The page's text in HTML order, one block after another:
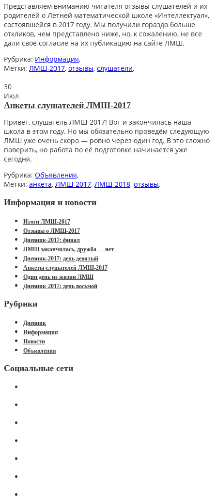
Представляем вниманию читателя отзывы слушателей и их
родителей о Летней математической школе «Интеллектуал»,
состоявшейся в 2017 году. Мы получили гораздо больше
откликов, чем представлено ниже, но, к сожалению, не все
дали своё согласие на их публикацию на сайте ЛМШ.
Рубрика: Информация,
Метки: ЛМШ-2017, отзывы, слушатели,
30
Июл
Анкеты слушателей ЛМШ-2017
Привет, слушатель ЛМШ-2017! Вот и закончилась наша
школа в этом году. Но мы обязательно проведём следующую
ЛМШ уже очень скоро — ровно через один год. В это сложно
поверить, но работа по её подготовке начинается уже
сегодня.
Рубрика: Объявления,
Метки: анкета, ЛМШ-2017, ЛМШ-2018, отзывы,
Информация и новости
Итоги ЛМШ-2017
Отзывы о ЛМШ-2017
Дневник-2017: финал
ЛМШ закончилась, дружба — нет
Дневник-2017: день девятый
Анкеты слушателей ЛМШ-2017
Один день из жизни ЛМШ
Дневник-2017: день восьмой
Рубрики
Дневник
Информация
Новости
Объявления
Социальные сети